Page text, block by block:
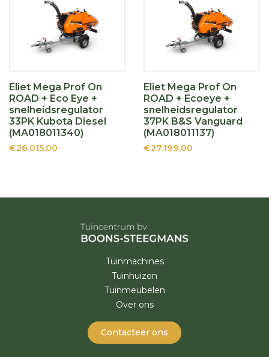
Eliet Mega Prof On
ROAD + Eco Eye +
snelheidsregulator
33PK Kubota Diesel
(MA018011340)
€26.015,00
Eliet Mega Prof On
ROAD + Ecoeye +
snelheidsregulator
37PK B&S Vanguard
(MA018011137)
€27.199,00
Tuinmachines
Tuinhuizen
Tuinmeubelen
Over ons
Contacteer ons